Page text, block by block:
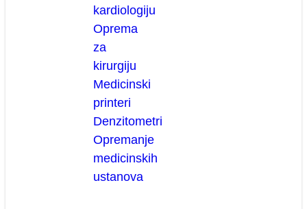
kardiologiju
Oprema
za
kirurgiju
Medicinski
printeri
Denzitometri
Opremanje
medicinskih
ustanova